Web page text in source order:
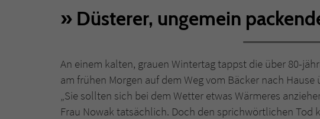
Düsterer, ungemein
An einem kalten, grauen Wintertag tappst die über 80-
am frühen Morgen auf dem Weg vom Bäcker nach
„Sie sollten sich bei dem Wetter etwas Wärmeres
Frau Nowak tatsächlich. Doch den sprichwörtlichen Tod
Name
Laufzeit
Zweck